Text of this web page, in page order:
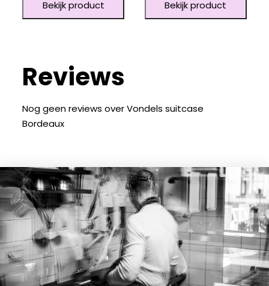
Bekijk product Bekijk product
Reviews
Nog geen reviews over Vondels suitcase
Bordeaux